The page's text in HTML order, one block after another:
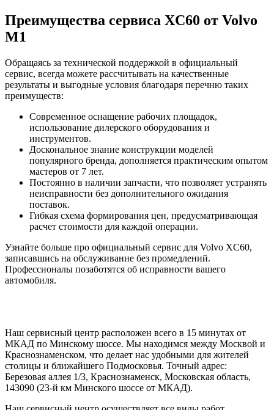
Преимущества сервиса XC60 от Volvo
M1
Обращаясь за технической поддержкой в официальный
сервис, всегда можете рассчитывать на качественные
результаты и выгодные условия благодаря перечню таких
преимуществ:
Современное оснащение рабочих площадок,
использование дилерского оборудования и
инструментов.
Доскональное знание конструкции моделей
популярного бренда, дополняется практическим опытом
мастеров от 7 лет.
Постоянно в наличии запчасти, что позволяет устранять
неисправности без дополнительного ожидания
поставок.
Гибкая схема формирования цен, предусматривающая
расчет стоимости для каждой операции.
Узнайте больше про официальный сервис для Volvo XC60,
записавшись на обслуживание без промедлений.
Профессионалы позаботятся об исправности вашего
автомобиля.
Наш сервисный центр расположен всего в 15 минутах от
МКАД по Минскому шоссе. Мы находимся между Москвой и
Краснознаменском, что делает нас удобными для жителей
столицы и ближайшего Подмосковья. Точный адрес:
Березовая аллея 1/3, Краснознаменск, Московская область,
143090 (23-й км Минского шоссе от МКАД).